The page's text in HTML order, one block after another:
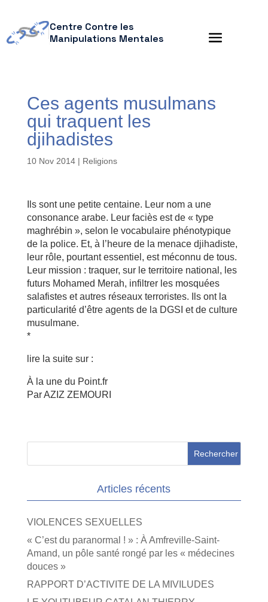
Centre Contre les
Manipulations Mentales
Ces agents musulmans
qui traquent les
djihadistes
10 Nov 2014| Religions
Ils sont une petite centaine. Leur nom a une
consonance arabe. Leur faciès est de « type
maghrébin », selon le vocabulaire phénotypique
de la police. Et, à l’heure de la menace djihadiste,
leur rôle, pourtant essentiel, est méconnu de tous.
Leur mission : traquer, sur le territoire national, les
futurs Mohamed Merah, infiltrer les mosquées
salafistes et autres réseaux terroristes. Ils ont la
particularité d’être agents de la DGSI et de culture
musulmane.
*
lire la suite sur :
À la une du Point.fr
Par AZIZ ZEMOURI
Articles récents
VIOLENCES SEXUELLES
« C’est du paranormal ! » : À Amfreville-Saint-
Amand, un pôle santé rongé par les « médecines
douces »
RAPPORT D’ACTIVITE DE LA MIVILUDES